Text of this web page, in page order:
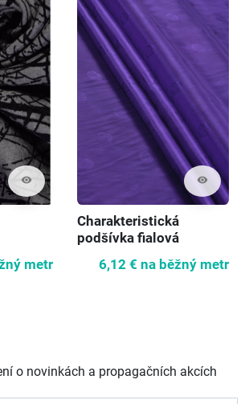
visibility
metr
visibility
Charakteristická
podšívka fialová
6,12 € na běžný metr
o novinkách a propagačních akcích